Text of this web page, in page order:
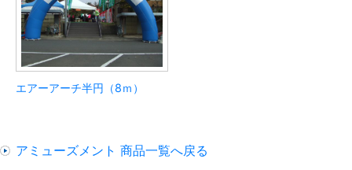
エアーアーチ半円（8ｍ）
アミューズメント 商品一覧へ戻る